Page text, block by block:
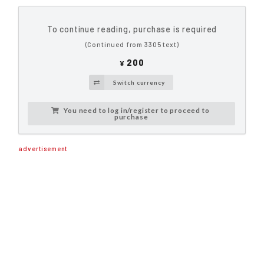
To continue reading, purchase is required
(Continued from 3305 text)
¥ 200
Switch currency
You need to log in/register to proceed to
purchase
advertisement